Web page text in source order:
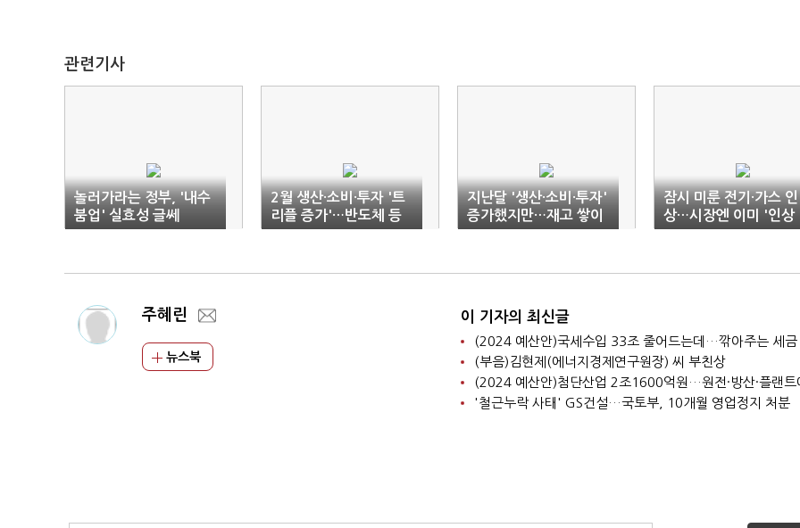
관련기사
놀러가라는 정부, '내수
붐업' 실효성 글쎄
2월 생산·소비·투자 '트
리플 증가'…반도체 등
광공업 3.2%↓(1보)
지난달 '생산·소비·투자'
증가했지만…재고 쌓이
고 가동률 줄어
잠시 미룬 전기·가스 인
상…시장엔 이미 '인상
시그널'
주혜린
뉴스북
이 기자의 최신글
(2024 예산안)국세수입 33조 줄어드는데…깎아주는 세
(부음)김현제(에너지경제연구원장) 씨 부친상
'철근누락 사태' GS건설…국토부, 10개월 영업정지 처분